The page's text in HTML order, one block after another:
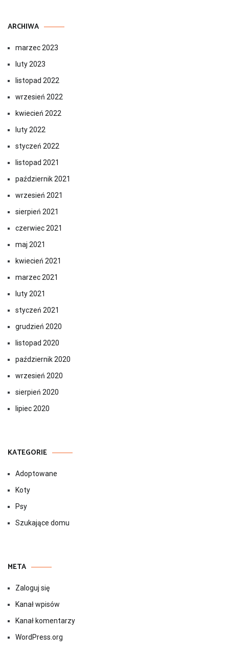
ARCHIWA
marzec 2023
luty 2023
listopad 2022
wrzesień 2022
kwiecień 2022
luty 2022
styczeń 2022
listopad 2021
październik 2021
wrzesień 2021
sierpień 2021
czerwiec 2021
maj 2021
kwiecień 2021
marzec 2021
luty 2021
styczeń 2021
grudzień 2020
listopad 2020
październik 2020
wrzesień 2020
sierpień 2020
lipiec 2020
KATEGORIE
Adoptowane
Koty
Psy
Szukające domu
META
Zaloguj się
Kanał wpisów
Kanał komentarzy
WordPress.org